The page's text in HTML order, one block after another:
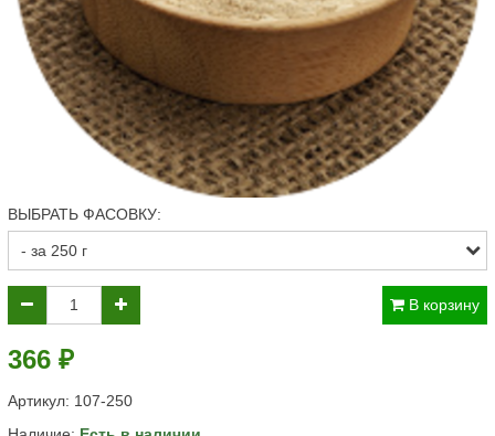
ВЫБРАТЬ ФАСОВКУ:
В корзину
366 ₽
Артикул: 107-250